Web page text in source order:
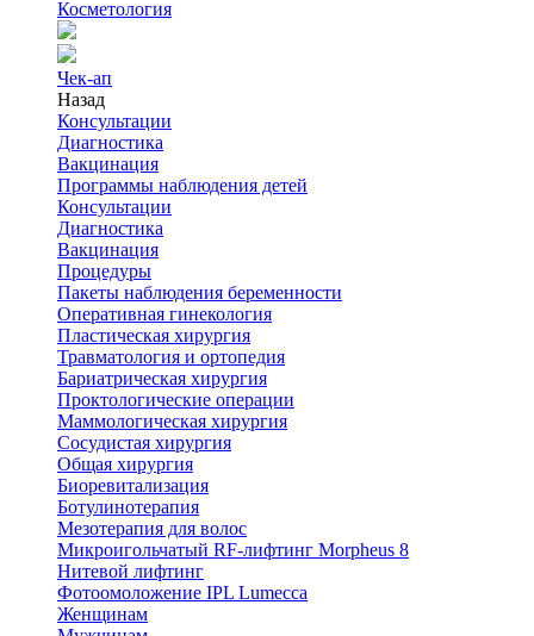
Косметология
Чек-ап
Назад
Консультации
Диагностика
Вакцинация
Программы наблюдения детей
Консультации
Диагностика
Вакцинация
Процедуры
Пакеты наблюдения беременности
Оперативная гинекология
Пластическая хирургия
Травматология и ортопедия
Бариатрическая хирургия
Проктологические операции
Маммологическая хирургия
Сосудистая хирургия
Общая хирургия
Биоревитализация
Ботулинотерапия
Мезотерапия для волос
Микроигольчатый RF-лифтинг Morpheus 8
Нитевой лифтинг
Фотоомоложение IPL Lumecca
Женщинам